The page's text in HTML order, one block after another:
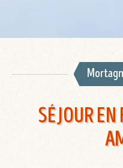
SÉJOUR